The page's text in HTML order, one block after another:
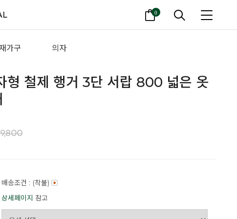
0
가구 의자
형 철제 행거 3단 서랍 800 넓은 옷
배송조건 : (착불)
상세페이지 참고